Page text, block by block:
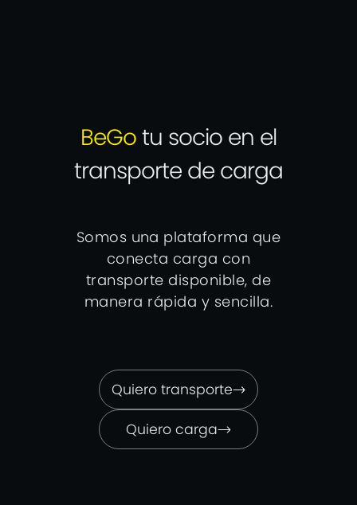
BeGotu socio en el
transporte de carga
Somos una plataforma que
conecta carga con
transporte disponible, de
manera rápida y sencilla.
Quiero transporte
Quiero carga